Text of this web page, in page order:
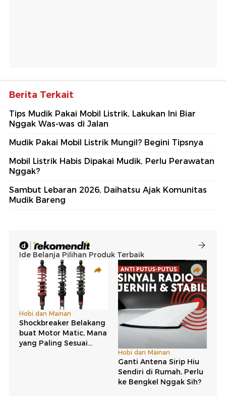
Berita Terkait
Tips Mudik Pakai Mobil Listrik, Lakukan Ini Biar
Nggak Was-was di Jalan
Mudik Pakai Mobil Listrik Mungil? Begini Tipsnya
Mobil Listrik Habis Dipakai Mudik, Perlu Perawatan
Nggak?
Sambut Lebaran 2026, Daihatsu Ajak Komunitas
Mudik Bareng